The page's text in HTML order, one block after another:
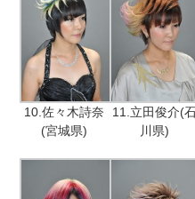
10.佐々木詩奈
(宮城県)
11.立田俊介(
川県)